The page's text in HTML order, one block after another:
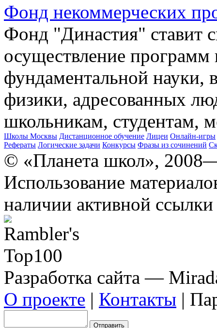
Фонд некоммерческих
Фонд "Династия" ставит
осуществление
фундаментальной науки,
физики, адресованных
школьникам, студентам,
Школы Москвы Дистанционное обучение Лицеи Онлайн-игры
Рефераты Логические задачи Конкурсы Фразы из сочинений
© «Планета школ»,
Использование
наличии активной
Разработка сайта —
О проекте | Контакты |